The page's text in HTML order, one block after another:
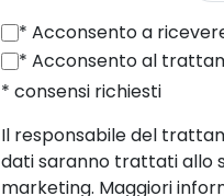
* Acconsento a ricevere da SONEL S.A. con sede in ul.
* Acconsento al trattamento dei miei dati personali (indirizzo e-mail) da parte
* consensi richiesti
Il responsabile del
dati saranno trattati allo
marketing. Maggiori